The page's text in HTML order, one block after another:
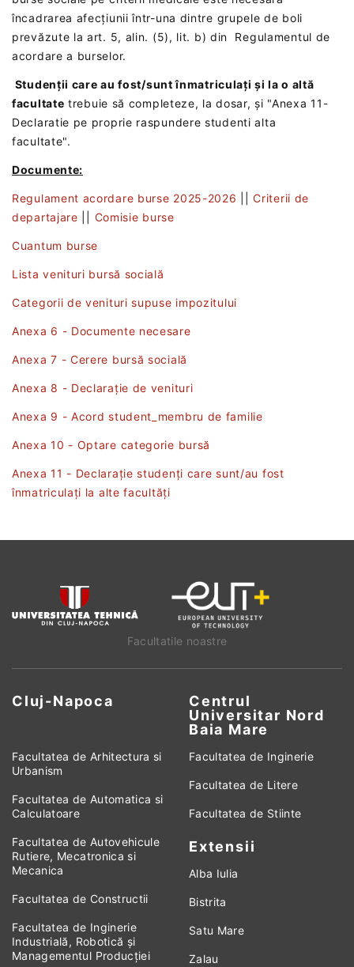
încadrarea afecțiunii într-una dintre grupele de boli
prevăzute la art. 5, alin. (5), lit. b) din Regulamentul de
acordare a burselor.
Studenții care au fost/sunt înmatriculați și la o altă
facultate trebuie să completeze, la dosar, și "Anexa 11-
Declaratie pe proprie raspundere studenti alta
facultate".
Documente:
Regulament acordare burse 2025-2026 ||Criterii de
departajare
Comisie burse
Cuantum burse
Lista venituri bursă socială
Categorii de venituri supuse impozitului
Anexa 6 - Documente necesare
Anexa 7 - Cerere bursă socială
Anexa 8 - Declarație de venituri
Anexa 9 - Acord student_membru de familie
Anexa 10 - Optare categorie bursă
Anexa 11 - Declarație studenți care sunt/au fost
înmatriculați la alte facultăți
Facultatile noastre
Cluj-Napoca
Centrul
Universitar Nord
Baia Mare
Facultatea de Arhitectura si
Urbanism
Facultatea de Automatica si
Calculatoare
Facultatea de Autovehicule
Rutiere, Mecatronica si
Mecanica
Facultatea de Constructii
Facultatea de Inginerie
Industrială, Robotică și
Managementul Producției
Facultatea de Inginerie
Facultatea de Litere
Facultatea de Stiinte
Extensii
Alba Iulia
Bistrita
Satu Mare
Zalau